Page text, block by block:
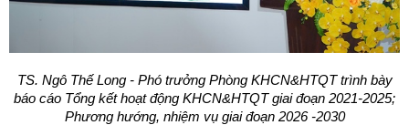
TS. Ngô Thế Long - Phó trưởng Phòng KHCN&HTQT trình bày
báo cáo Tổng kết hoạt động KHCN&HTQT giai đoạn 2021-2025;
Phương hướng, nhiệm vụ giai đoạn 2026 -2030